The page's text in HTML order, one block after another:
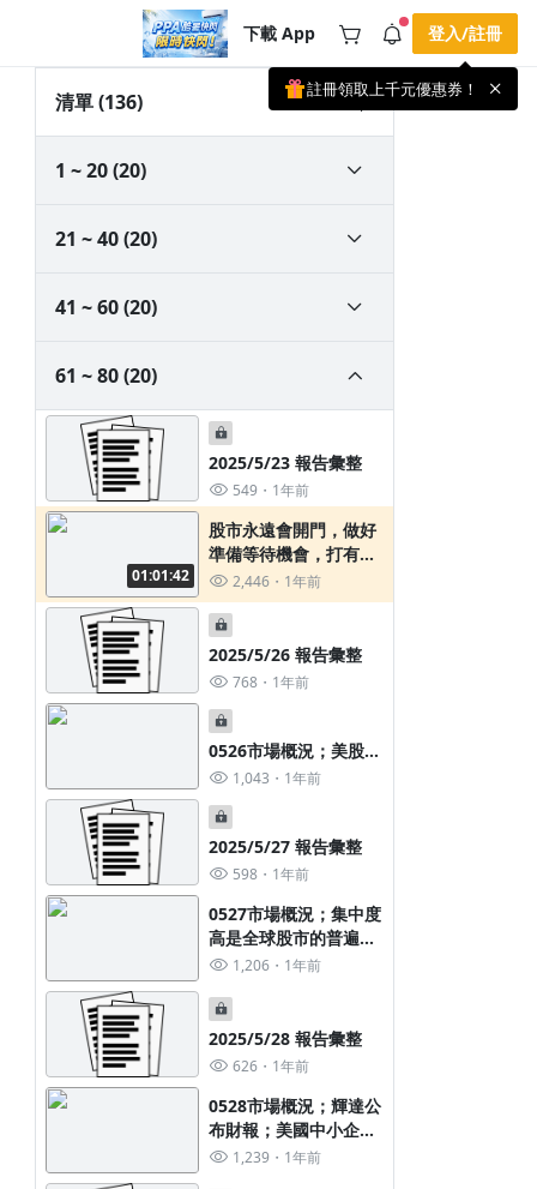
下載 App
APP 領取獎勵，隨時吸收新知識
期間快閃活動
🥵 酷暑限時快閃｜單筆滿 NT$2,500 現
⭐️ 【冷氣房進修 限時開跑】◾單筆滿
NT$2,500 現折 NT$300◾活動期間：即
課程 or 訂閱✅ 消費即享回饋 1% 點數
✅ 滿 $5,000 回饋 2% 點數🎁 此為 PPA
播」！
登入/註冊
註冊領取上千元優惠券！
清單(136)
1 ~ 20 (20)
21 ~ 40 (20)
41 ~ 60 (20)
61 ~ 80 (20)
2025/5/23 報告彙整
549 1年前
01:01:42
股市永遠會開門，做好
準備等待機會，打有把
握的仗，而不是衝動盲
目；本周教學重點
2,446 1年前
2025/5/26 報告彙整
768 1年前
0526市場概況；美股休
市指數進入震盪；全球
買黃金的數量；溫和通
膨可望為歐洲央行提供
降息提供空間；美國企
期
1,043 1年前
2025/5/27 報告彙整
598 1年前
0527市場概況；集中度
高是全球股市的普遍現
象；塑化產品報價更
說展望；Computex
2025已經落幕可以看到
什麼新東西？端午前夕
的騰落指標
1,206 1年前
2025/5/28 報告彙整
626 1年前
0528市場概況；輝達公
布財報；美國中小企業
財報提前囤貨效應發
1,239 1年前